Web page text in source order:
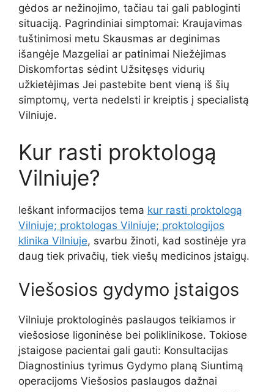
gėdos ar nežinojimo, tačiau tai gali pabloginti
situaciją. Pagrindiniai simptomai: Kraujavimas
tuštinimosi metu Skausmas ar deginimas
išangėje Mazgeliai ar patinimai Niežėjimas
Diskomfortas sėdint Užsitęsęs vidurių
užkietėjimas Jei pastebite bent vieną iš šių
simptomų, verta nedelsti ir kreiptis į specialistą
Vilniuje.
Kur rasti proktologą
Vilniuje?
Ieškant informacijos tema kur rasti proktologą
Vilniuje; proktologas Vilniuje; proktologijos
klinika Vilniuje, svarbu žinoti, kad sostinėje yra
daug tiek privačių, tiek viešų medicinos įstaigų.
Viešosios gydymo įstaigos
Vilniuje proktologinės paslaugos teikiamos ir
viešosiose ligoninėse bei poliklinikose. Tokiose
įstaigose pacientai gali gauti: Konsultacijas
Diagnostinius tyrimus Gydymo planą Siuntimą
operacijoms Viešosios paslaugos dažnai